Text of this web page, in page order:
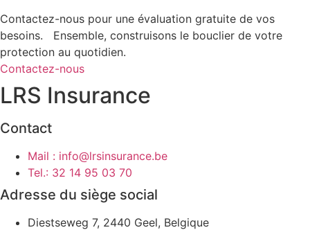
Contactez-nous pour une évaluation gratuite de vos
besoins. Ensemble, construisons le bouclier de votre
protection au quotidien.
Contactez-nous
LRS Insurance
Contact
Mail : info@lrsinsurance.be
Tel.: 32 14 95 03 70
Adresse du siège social
Diestseweg 7, 2440 Geel, Belgique